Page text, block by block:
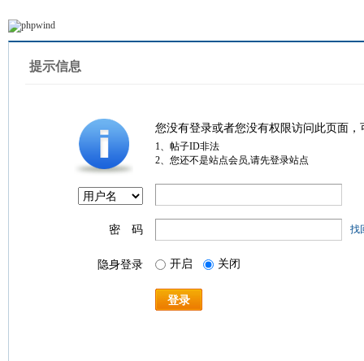
提示信息
您没有登录或者您没有权限访问此页面
1、帖子ID非法
2、您还不是站点会员,请先登录站点
密 码 找
隐身登录 开启 关闭
登录